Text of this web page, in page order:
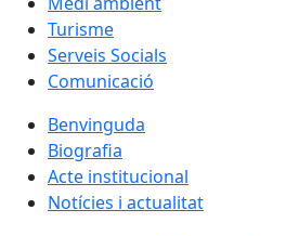
Turisme
Serveis Socials
Comunicació
Benvinguda
Biografia
Acte institucional
Notícies i actualitat